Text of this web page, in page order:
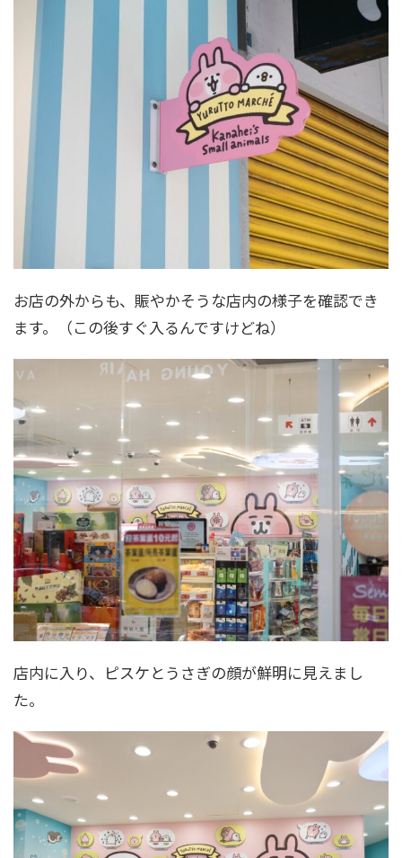
お店の外からも、賑やかそうな店内の様子を確認でき
ます。（この後すぐ入るんですけどね）
店内に入り、ピスケとうさぎの顔が鮮明に見えまし
た。